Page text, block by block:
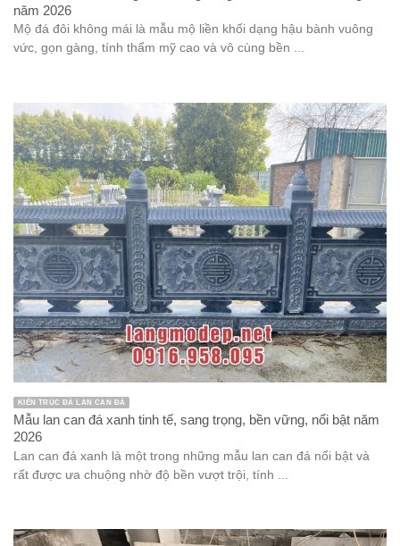
năm 2026
Mộ đá đôi không mái là mẫu mộ liền khối dạng hậu bành vuông
vức, gọn gàng, tính thẩm mỹ cao và vô cùng bền ...
KIẾN TRÚC ĐÁ LAN CAN ĐÁ
Mẫu lan can đá xanh tinh tế, sang trọng, bền vững, nổi bật năm
2026
Lan can đá xanh là một trong những mẫu lan can đá nổi bật và
rất được ưa chuộng nhờ độ bền vượt trội, tính ...